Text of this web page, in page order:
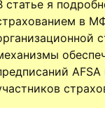
статье я
в